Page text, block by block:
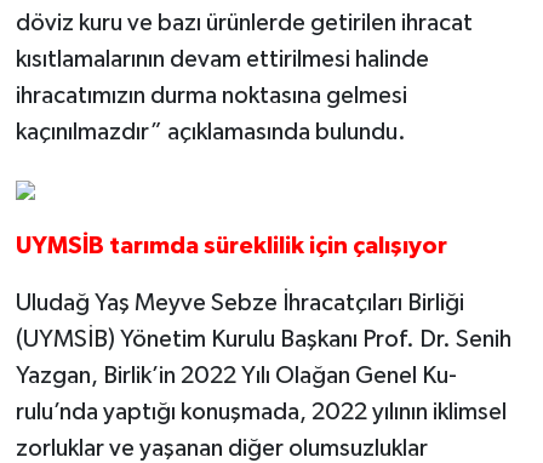
dö­viz kuru ve bazı ürünlerde ge­tirilen ihracat
kısıtlamalarının devam ettirilmesi halinde
ihracatımızın durma nokta­sına gelmesi
kaçınılmazdır” açıklamasında bulundu.
UYMSİB tarımda süreklilik için çalışıyor
Uludağ Yaş Meyve Sebze İhracatçı­ları Birliği
(UYMSİB) Yönetim Kurulu Başkanı Prof. Dr. Senih
Yazgan, Bir­lik’in 2022 Yılı Olağan Genel Ku­
rulu’nda yaptığı konuşmada, 2022 yılının iklimsel
zorluklar ve yaşanan diğer olumsuzluklar